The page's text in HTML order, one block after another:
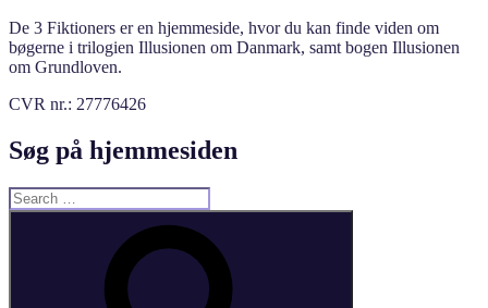
De 3 Fiktioners er en hjemmeside, hvor du kan finde viden om
bøgerne i trilogien Illusionen om Danmark, samt bogen Illusionen
om Grundloven.
CVR nr.: 27776426
Søg på hjemmesiden
Search
for: